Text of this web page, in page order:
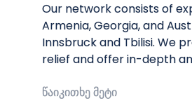
Our network consists of
Armenia, Georgia, and
Innsbruck and Tbilisi. We
relief and offer in-depth
წაიკითხე მეტი